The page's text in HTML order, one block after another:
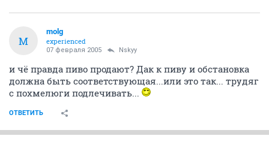
M
molg
experienced
07 февраля 2005 Nskyy
и чё правда пиво продают? Дак к пиву и обстановка
должна быть соответствующая...или это так... трудяг
с похмелюги подлечивать...
ОТВЕТИТЬ